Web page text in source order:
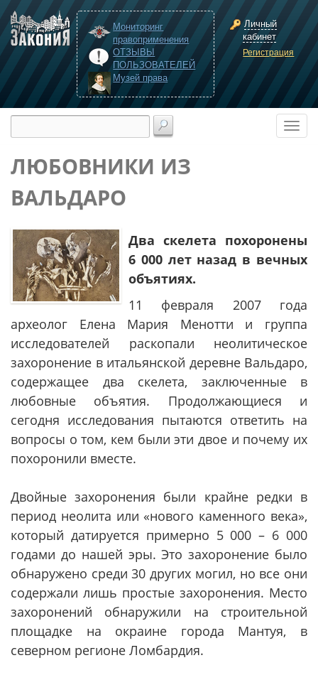
Мониторинг
правоприменения
ОТЗЫВЫ
ПОЛЬЗОВАТЕЛЕЙ
Музей права
Личный
кабинет
Регистрация
ЛЮБОВНИКИ ИЗ
ВАЛЬДАРО
Два скелета похоронены
6 000 лет назад в вечных
объятиях.
11 февраля 2007 года
археолог Елена Мария Менотти и группа
исследователей раскопали неолитическое
захоронение в итальянской деревне Вальдаро,
содержащее два скелета, заключенные в
любовные объятия. Продолжающиеся и
сегодня исследования пытаются ответить на
вопросы о том, кем были эти двое и почему их
похоронили вместе.
Двойные захоронения были крайне редки в
период неолита или «нового каменного века»,
который датируется примерно 5 000 – 6 000
годами до нашей эры. Это захоронение было
обнаружено среди 30 других могил, но все они
содержали лишь простые захоронения. Место
захоронений обнаружили на строительной
площадке на окраине города Мантуя, в
северном регионе Ломбардия.